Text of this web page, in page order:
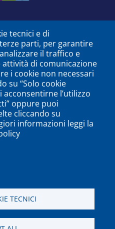
tecnici e di
parti, per garantire
il traffico e
di comunicazione
i cookie non necessari
su “Solo cookie
acconsentirne l’utilizzo
oppure puoi
cliccando su
informazioni leggi la
TECNICI
di Benevento - Piazza